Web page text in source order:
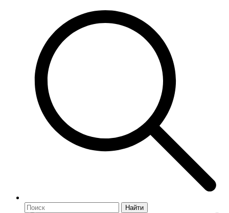
Найти